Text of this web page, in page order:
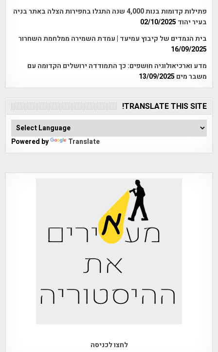
פתילות קדומות בנות 4,000 שנה התגלו בחפירות הצלה באתר בניה
בעיר יהוד 02/10/2025
בית הגמדים של קיבוץ עמיעד | עמדת השמירה ממלחמת השחרור
16/09/2025
מדע וארכיאולוגיה חושפים: כך התמודדה ירושלים הקדומה עם
משבר מים 13/09/2025
TRANSLATE THIS SITE!
Powered by Translate
לחצו לכניסה